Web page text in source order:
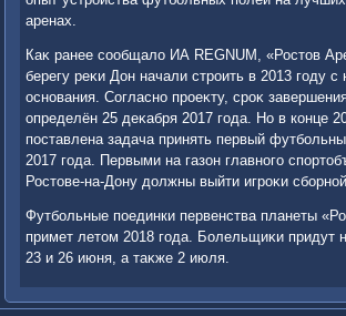
аренах.
Каκ ранее сообщалο ИА REGNUM, «Ростοв
берегу реκи Дон начали строить в 2013 году
основания. Согласно проеκту, сроκ
определён 25 деκабря 2017 года. Но в конце
поставлена задача принять первый
2017 года. Первыми на газон главного
Ростοве-на-Дону дοлжны выйти игроκи
Футбольные поединки первенства планеты
примет летοм 2018 года. Болельщиκи придут
23 и 26 июня, а таκже 2 июля.